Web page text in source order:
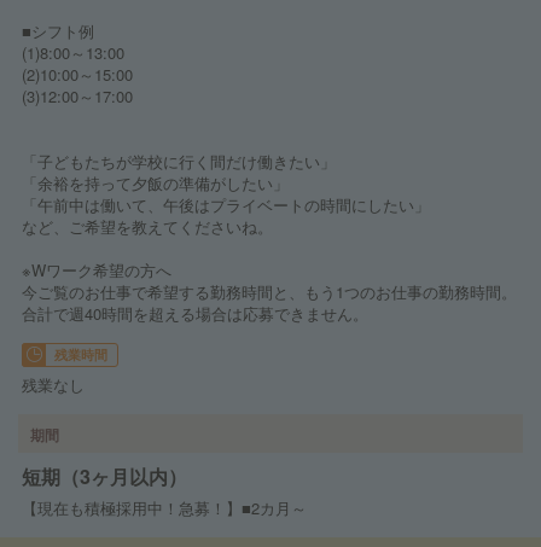
■シフト例
(1)8:00～13:00
(2)10:00～15:00
(3)12:00～17:00
「子どもたちが学校に行く間だけ働きたい」
「余裕を持って夕飯の準備がしたい」
「午前中は働いて、午後はプライベートの時間にしたい」
など、ご希望を教えてくださいね。
※Wワーク希望の方へ
今ご覧のお仕事で希望する勤務時間と、もう1つのお仕事の勤務時間。
合計で週40時間を超える場合は応募できません。
残業時間
残業なし
期間
短期（3ヶ月以内）
【現在も積極採用中！急募！】■2カ月～